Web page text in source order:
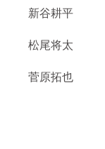
新谷耕平
松尾将太
菅原拓也